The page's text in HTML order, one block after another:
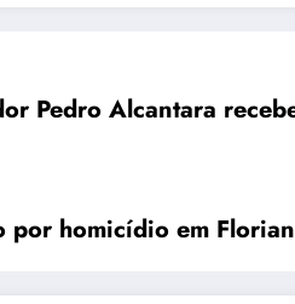
Pedro Alcantara
por homicídio em